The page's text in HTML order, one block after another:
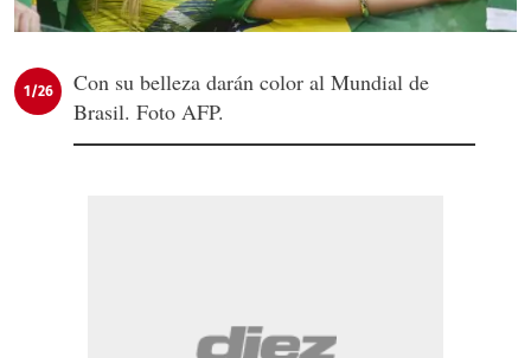
1/26
Con su belleza darán color al Mundial de
Brasil. Foto AFP.